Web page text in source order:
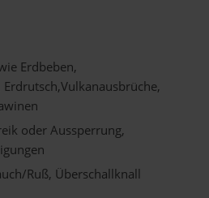
Erdbeben,
oder Aussperrung,
Ruß, Überschallknall